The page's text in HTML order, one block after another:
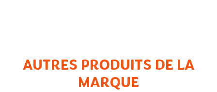
AUTRES PRODUITS DE LA
MARQUE